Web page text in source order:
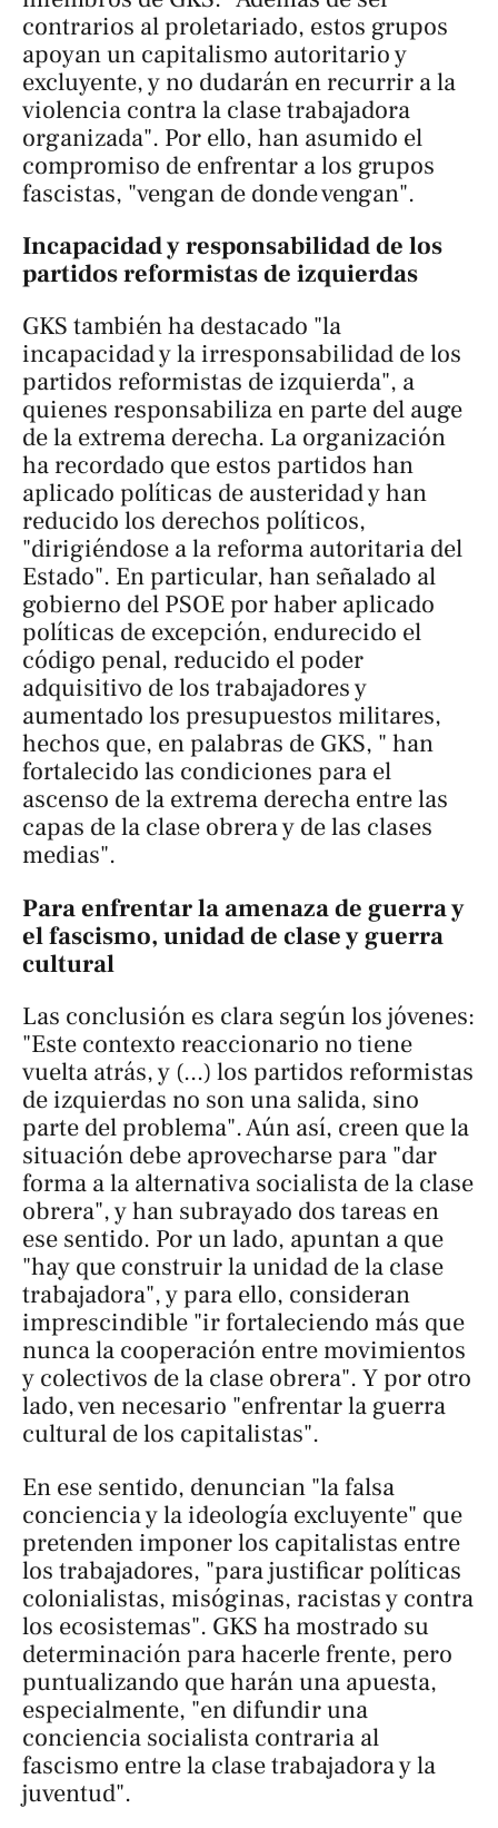
contrarios al proletariado, estos grupos
apoyan un capitalismo autoritario y
excluyente, y no dudarán en recurrir a la
violencia contra la clase trabajadora
organizada". Por ello, han asumido el
compromiso de enfrentar a los grupos
fascistas, "vengan de donde vengan".
Incapacidad y responsabilidad de los
partidos reformistas de izquierdas
GKS también ha destacado "la
incapacidad y la irresponsabilidad de los
partidos reformistas de izquierda", a
quienes responsabiliza en parte del auge
de la extrema derecha. La organización
ha recordado que estos partidos han
aplicado políticas de austeridad y han
reducido los derechos políticos,
"dirigiéndose a la reforma autoritaria del
Estado". En particular, han señalado al
gobierno del PSOE por haber aplicado
políticas de excepción, endurecido el
código penal, reducido el poder
adquisitivo de los trabajadores y
aumentado los presupuestos militares,
hechos que, en palabras de GKS, " han
fortalecido las condiciones para el
ascenso de la extrema derecha entre las
capas de la clase obrera y de las clases
medias".
Para enfrentar la amenaza de guerra y
el fascismo, unidad de clase y guerra
cultural
Las conclusión es clara según los jóvenes:
"Este contexto reaccionario no tiene
vuelta atrás, y (...) los partidos reformistas
de izquierdas no son una salida, sino
parte del problema". Aún así, creen que la
situación debe aprovecharse para "dar
forma a la alternativa socialista de la clase
obrera", y han subrayado dos tareas en
ese sentido. Por un lado, apuntan a que
"hay que construir la unidad de la clase
trabajadora", y para ello, consideran
imprescindible "ir fortaleciendo más que
nunca la cooperación entre movimientos
y colectivos de la clase obrera". Y por otro
lado, ven necesario "enfrentar la guerra
cultural de los capitalistas".
En ese sentido, denuncian "la falsa
conciencia y la ideología excluyente" que
pretenden imponer los capitalistas entre
los trabajadores, "para justificar políticas
colonialistas, misóginas, racistas y contra
los ecosistemas". GKS ha mostrado su
determinación para hacerle frente, pero
puntualizando que harán una apuesta,
especialmente, "en difundir una
conciencia socialista contraria al
fascismo entre la clase trabajadora y la
juventud".